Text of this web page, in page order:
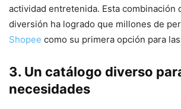
actividad entretenida. Esta combinación
diversión ha logrado que millones de
Shopee como su primera opción para
3. Un catálogo diverso
necesidades